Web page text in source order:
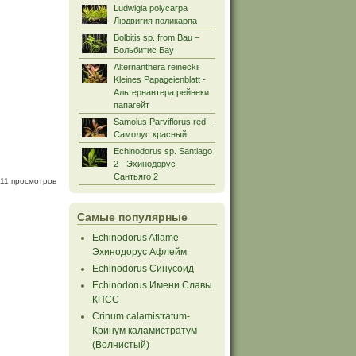
просмотров
Ludwigia polycarpa
Людвигия поликарпа
Bolbitis sp. from Bau –
Больбитис Бау
Alternanthera reineckii
Kleines Papageienblatt -
Альтернантера рейнеки
папагейт
Samolus Parviflorus red -
Самолус красный
Echinodorus sp. Santiago
2 - Эхинодорус
Сантьяго 2
Самые популярные
Echinodorus Aflame-
Эхинодорус Афлейм
Echinodorus Синусоид
Echinodorus Имени Славы
КПСС
Crinum calamistratum-
Кринум каламистратум
(Волнистый)